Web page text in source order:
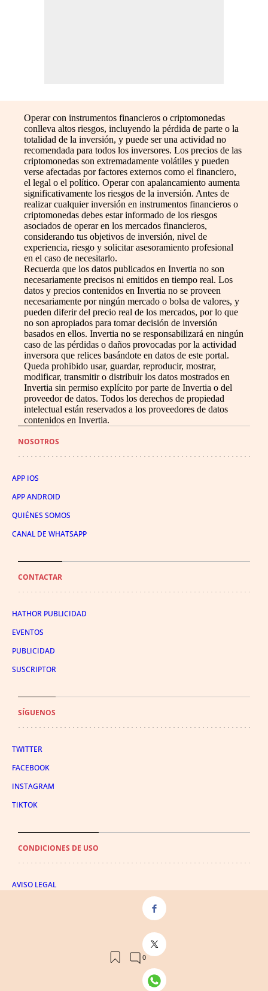
Operar con instrumentos financieros o criptomonedas
conlleva altos riesgos, incluyendo la pérdida de parte o la
totalidad de la inversión, y puede ser una actividad no
recomendada para todos los inversores. Los precios de las
criptomonedas son extremadamente volátiles y pueden
verse afectadas por factores externos como el financiero,
el legal o el político. Operar con apalancamiento aumenta
significativamente los riesgos de la inversión. Antes de
realizar cualquier inversión en instrumentos financieros o
criptomonedas debes estar informado de los riesgos
asociados de operar en los mercados financieros,
considerando tus objetivos de inversión, nivel de
experiencia, riesgo y solicitar asesoramiento profesional
en el caso de necesitarlo.
Recuerda que los datos publicados en Invertia no son
necesariamente precisos ni emitidos en tiempo real. Los
datos y precios contenidos en Invertia no se proveen
necesariamente por ningún mercado o bolsa de valores, y
pueden diferir del precio real de los mercados, por lo que
no son apropiados para tomar decisión de inversión
basados en ellos. Invertia no se responsabilizará en ningún
caso de las pérdidas o daños provocadas por la actividad
inversora que relices basándote en datos de este portal.
Queda prohibido usar, guardar, reproducir, mostrar,
modificar, transmitir o distribuir los datos mostrados en
Invertia sin permiso explícito por parte de Invertia o del
proveedor de datos. Todos los derechos de propiedad
intelectual están reservados a los proveedores de datos
contenidos en Invertia.
NOSOTROS
APP IOS
APP ANDROID
QUIÉNES SOMOS
CANAL DE WHATSAPP
CONTACTAR
HATHOR PUBLICIDAD
EVENTOS
PUBLICIDAD
SUSCRIPTOR
SÍGUENOS
TWITTER
FACEBOOK
INSTAGRAM
TIKTOK
CONDICIONES DE USO
AVISO LEGAL